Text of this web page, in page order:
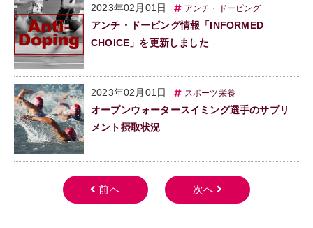
2023年02月01日 アンチ・ドーピング
アンチ・ドーピング情報「INFORMED
CHOICE」を更新しました
2023年02月01日 スポーツ栄養
オープンウォータースイミング選手のサプリ
メント摂取状況